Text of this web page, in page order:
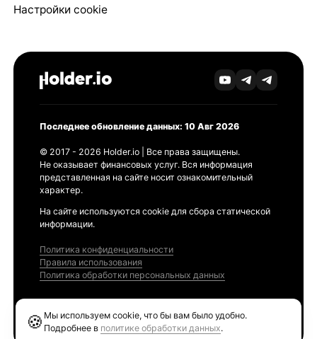
Настройки cookie
Последнее обновление данных: 10 Авг 2026
© 2017 - 2026 Holder.io | Все права защищены.
Не оказывает финансовых услуг. Вся информация
представленная на сайте носит ознакомительный
характер.
На сайте используются cookie для сбора статической
информации.
Политика конфиденциальности
Правила использования
Политика обработки персональных данных
🍪 Мы используем cookie, что бы вам было удобно.
Подробнее в политике обработки данных.
Ethereum GAS Tracker